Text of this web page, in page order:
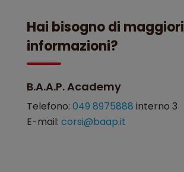
Hai bisogno di maggiori
informazioni?
B.A.A.P. Academy
Telefono: 049 8975888 interno 3
E-mail: corsi@baap.it